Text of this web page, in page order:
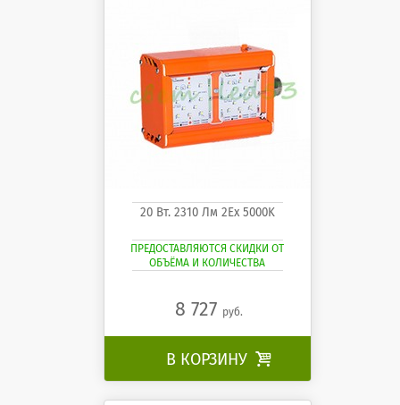
20 Вт. 2310 Лм 2Ех 5000K
ПРЕДОСТАВЛЯЮТСЯ СКИДКИ ОТ
ОБЪЁМА И КОЛИЧЕСТВА
8 727 руб.
В КОРЗИНУ 